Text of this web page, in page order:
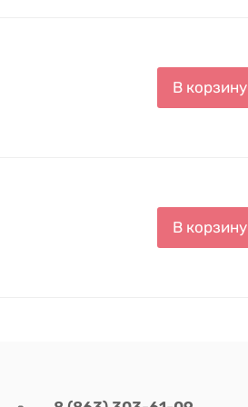
В корзину
В корзину